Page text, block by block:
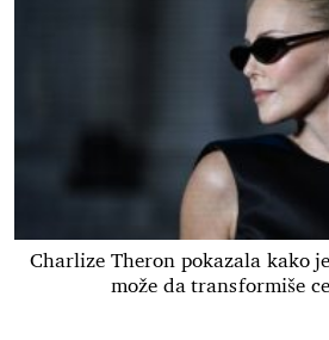
Charlize Theron pokazala kako
može da transformiše